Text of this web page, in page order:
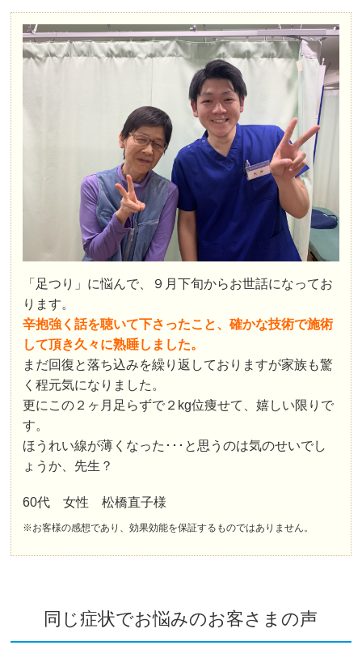
「足つり」に悩んで、９月下旬からお世話になってお
ります。
辛抱強く話を聴いて下さったこと、確かな技術で施術
して頂き久々に熟睡しました。
まだ回復と落ち込みを繰り返しておりますが家族も驚
く程元気になりました。
更にこの２ヶ月足らずで２kg位痩せて、嬉しい限りで
す。
ほうれい線が薄くなった･･･と思うのは気のせいでし
ょうか、先生？
60代 女性 松橋直子様
※お客様の感想であり、効果効能を保証するものではありません。
同じ症状でお悩みのお客さまの声